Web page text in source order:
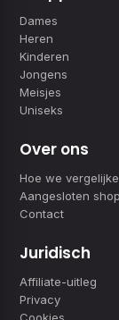
Dames
Heren
Kinderen
Jongens
Meisjes
Uniseks
Over ons
Hoe we
Aangesloten
Contact
Juridisch
Affiliate-uitleg
Privacy
Cookies